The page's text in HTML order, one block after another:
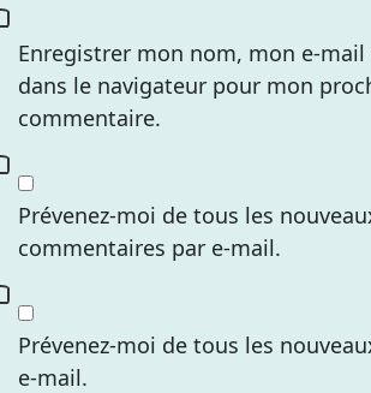
Enregistrer mon nom, mon e-
dans le navigateur pour mon
commentaire.
Prévenez-moi de tous les
commentaires par e-mail.
Prévenez-moi de tous les
e-mail.